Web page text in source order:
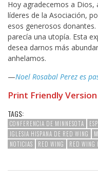
Hoy agradecemos a
líderes de la Asociación,
esos generosos
parecía una utopía. Esta
desea darnos más
anhelamos.
—Noel Rosabal Perez es
Print Friendly Version
TAGS:
CONFERENCIA DE MINNESOTA
IGLESIA HISPANA DE RED WING
NOTICIAS
RED WING RED WING